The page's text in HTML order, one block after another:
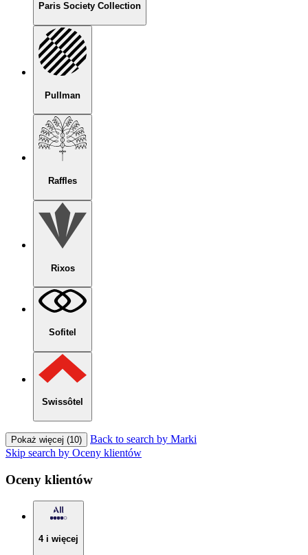
Paris Society Collection
Pullman
Raffles
Rixos
Sofitel
Swissôtel
Pokaż więcej (10)
Back to search by Marki
Skip search by Oceny klientów
Oceny klientów
4 i więcej